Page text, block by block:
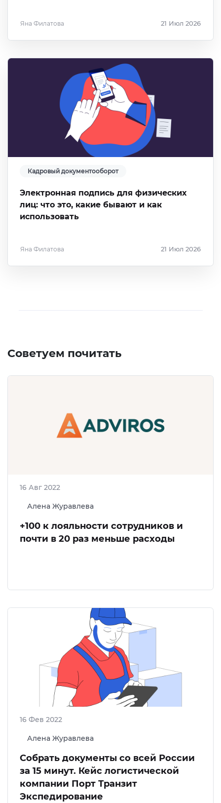
Яна Филатова 21 Июл 2026
Кадровый документооборот
Электронная подпись для физических
лиц: что это, какие бывают и как
использовать
Яна Филатова 21 Июл 2026
Советуем почитать
Алена Журавлева
16 Авг 2022
+100 к лояльности сотрудников и
почти в 20 раз меньше расходы
Алена Журавлева
16 Фев 2022
Собрать документы со всей России
за 15 минут. Кейс логистической
компании Порт Транзит
Экспедирование